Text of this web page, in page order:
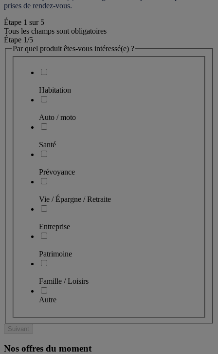
prises de rendez-vous.
Étape 1 sur 5
Tous les champs sont obligatoires
Étape 1/5
Par quel produit êtes-vous intéressé(e) ?
Habitation
Auto / moto
Santé
Prévoyance
Vie / Épargne / Retraite
Entreprise
Patrimoine
Famille / Loisirs
Autre
Suivant
Nos offres du moment